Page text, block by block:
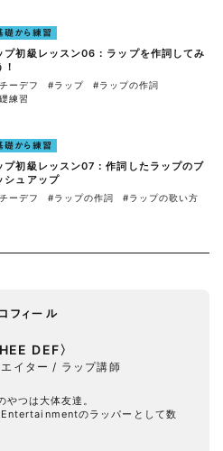
礎から練習
プ初級レッスン06：ラップを作詞してみ
ーデフ #ラップ
#ラップの作詞
練習
礎から練習
プ初級レッスン07：作詞したラップのブ
シュアップ
ーデフ #ラップの作詞 #ラップの歌い方
フィール
DEF〉
イター / ラップ講師
つは大体友達。
のラッパーとして数